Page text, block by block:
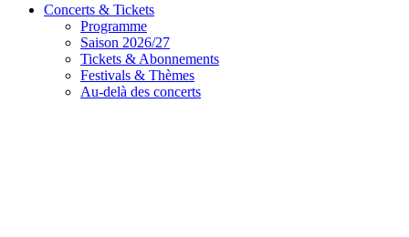
Concerts & Tickets
Programme
Saison 2026/27
Tickets & Abonnements
Festivals & Thèmes
Au-delà des concerts